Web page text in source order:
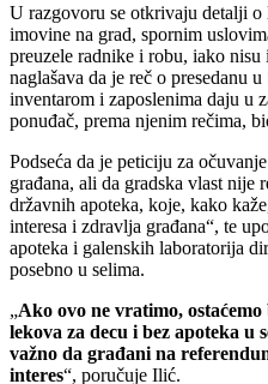
U razgovoru se otkrivaju detalji
imovine na grad, spornim
preuzele radnike i robu, iako
naglašava da je reč o presedanu
inventarom i zaposlenima daju u
ponuđač, prema njenim rečima,
Podseća da je peticiju za
građana, ali da gradska vlast nije
državnih apoteka, koje, kako
interesa i zdravlja građana“, te
apoteka i galenskih laboratorija
posebno u selima.
„Ako ovo ne vratimo,
lekova za decu i bez apoteka u
važno da građani na
interes“, poručuje Ilić.